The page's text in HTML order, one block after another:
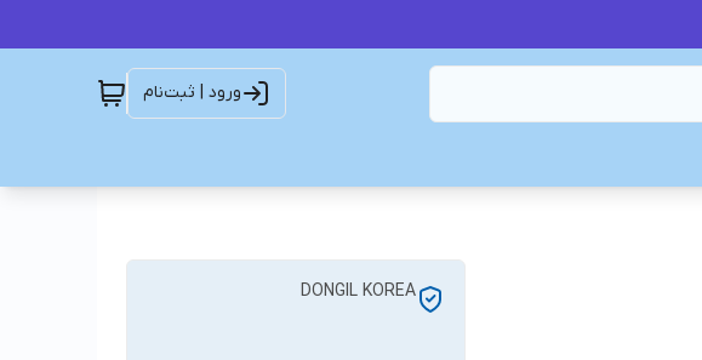
ورود | ثبت‌نام
DONGIL KOREA